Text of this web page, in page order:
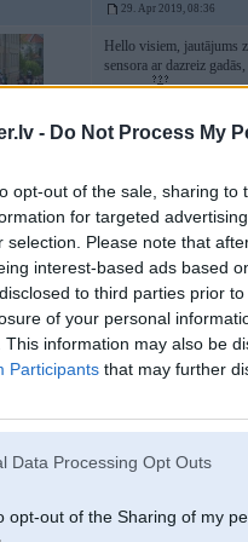
- Do Not Process My
opt-out of the sale, sharing
for targeted
selection. Please note that
interest-based ads based
to third parties prior
of your personal
This information may also be
Participants that may further
Data Processing Opt Outs
opt-out of the Sharing of my
29. Apr 2019, 08:36
XC70; E46
Hello visiem, jautājums
sensora ar dazreiz
29. Apr 2019, 11:09
Pie reizes gribēju
29 Apr 2019,
Hello visiem,